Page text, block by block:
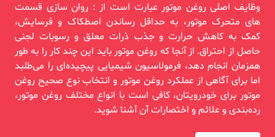
وظایف اصلی روغن موتور عبارت است از : روان سازی قسمت‌
های متحرک موتور، به حداقل رساندن اصطکاک و فرسایش،
کمک به کاهش حرارت و جذب ذرات معلق و رسوبات لجنی
حاصل از احتراق. از آنجا که روغن موتور باید این چند کار را به طور
همزمان انجام دهد، فرمولاسیون شیمیایی پیچیده‌ای را می‌طلبد
اما برای آگاهی از عملکرد روغن موتور و انتخاب نوع صحیح روغن
موتور برای خودرویتان، کافی است با انواع مختلف روغن موتور،
رده‌بندی و علائم و اختصارات آن آشنا شوید.